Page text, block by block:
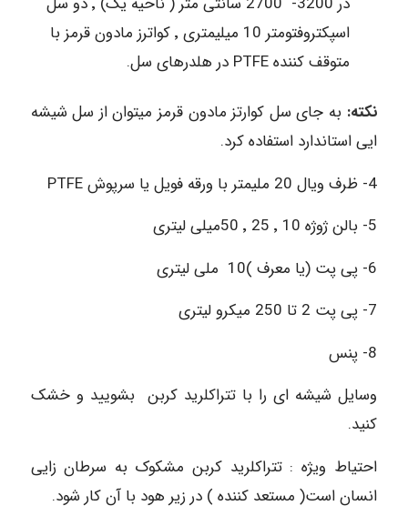
اسپکتروفتومتر 10 میلیمتری ٬ کواترز مادون قرمز با
متوقف کننده PTFE در هلدرهای سل.
نکته: به جای سل کوارتز مادون قرمز میتوان از سل شیشه
ایی استاندارد استفاده کرد.
4- ظرف ویال 20 ملیمتر با ورقه فویل یا سرپوش PTFE
5- بالن ژوژه 10 ٬ 25 ٬ 50میلی لیتری
6- پی پت (یا معرف )10 ملی لیتری
7- پی پت 2 تا 250 میکرو لیتری
8- پنس
وسایل شیشه ای را با تتراکلرید کربن بشویید و خشک
کنید.
احتیاط ویژه : تتراکلرید کربن مشکوک به سرطان زایی
انسان است( مستعد کننده ) در زیر هود با آن کار شود.